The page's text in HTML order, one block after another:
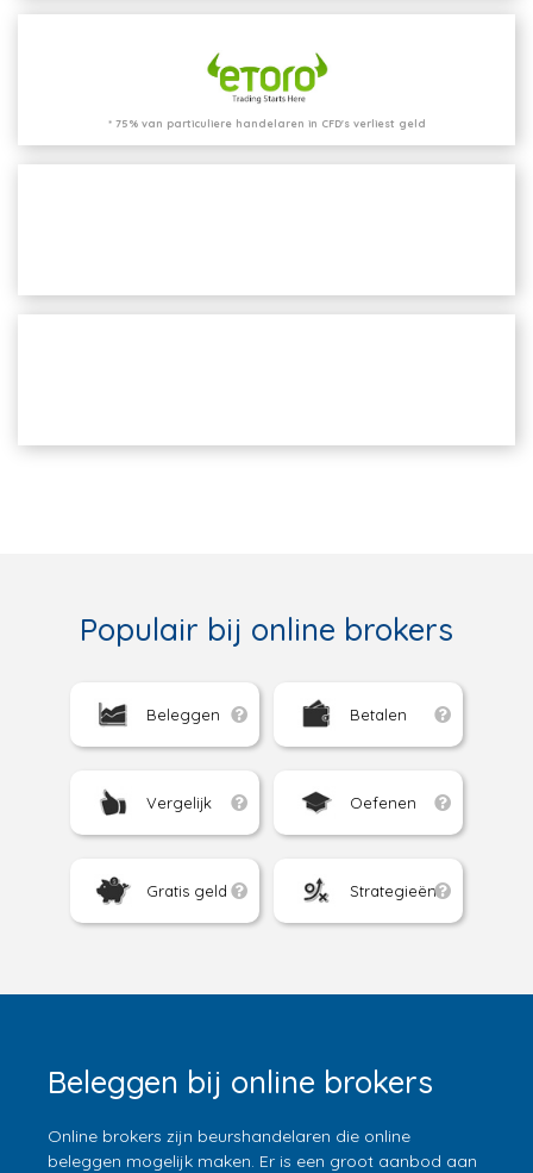
* 75% van particuliere handelaren in CFD's verliest geld
Populair bij online brokers
Beleggen Betalen
Vergelijk Oefenen
Gratis geld Strategieën
Beleggen bij online brokers
Online brokers zijn beurshandelaren die online
beleggen mogelijk maken. Er is een groot aanbod aan